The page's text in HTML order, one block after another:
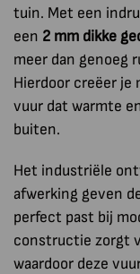
tuin. Met een
een 2 mm dikke
meer dan genoeg
Hierdoor creëer je
vuur dat warmte
buiten.
Het industriële
afwerking geven
perfect past bij
constructie zorgt
waardoor deze